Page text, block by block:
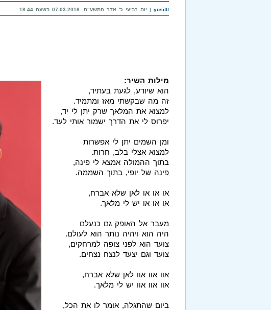
yosittt | יום רביעי כ' אדר התשע"ח, 07-03-2018 בשעה 18:44
מילות השיר:
הוא שיודע, לגעת בעתיד,
זה מה שבקשתי מאז ומתמיד.
למצוא את המלאך שרק יתן לי יד,
יפרוס לי את הדרך ישמור אותי לעד.
ומן השמים יתן לי אפשרות
למצוא אצלי בלב, חרות.
בתוך ההמולה אמצא לי פינה,
פינה של יופי, בתוך השממה.
או או או לאן שלא אברח,
או או או יש לי מלאך.
מעבר אל האופק גם כנעלם
היה הוא ויהיה נותר הוא לעולם.
צועד הוא לפני צופה למרחקים,
צועד וגם יצעד לנצח נצחים.
אוו אוו אוו לאן שלא אברח,
אוו אוו אוו יש לי מלאך.
ביום שהתגלה, אומר לו את הכל,